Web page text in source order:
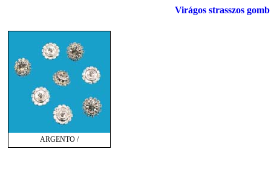
Virágos strasszos
ARGENTO /